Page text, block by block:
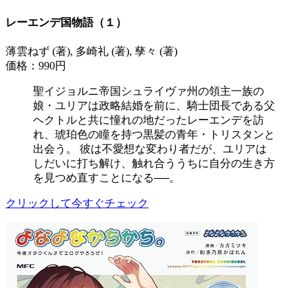
レーエンデ国物語（１）
薄雲ねず (著), 多崎礼 (著), 孳々 (著)
価格：990円
聖イジョルニ帝国シュライヴァ州の領主一族の
娘・ユリアは政略結婚を前に、騎士団長である父
ヘクトルと共に憧れの地だったレーエンデを訪
れ、琥珀色の瞳を持つ黒髪の青年・トリスタンと
出会う。 彼は不愛想な変わり者だが、ユリアは
しだいに打ち解け、触れ合ううちに自分の生き方
を見つめ直すことになる──。
クリックして今すぐチェック